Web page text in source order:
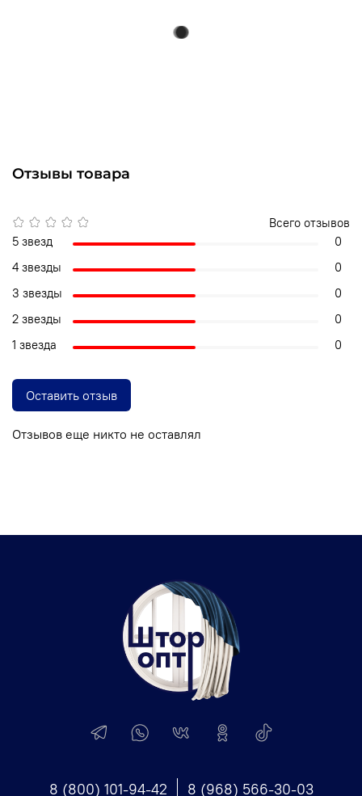
Отзывы товара
Отзывов еще никто не оставлял
Всего отзывов
5 звезд
0
4 звезды
0
3 звезды
0
2 звезды
0
1 звезда
0
Оставить отзыв
8 (800) 101-94-42 8 (968) 566-30-03